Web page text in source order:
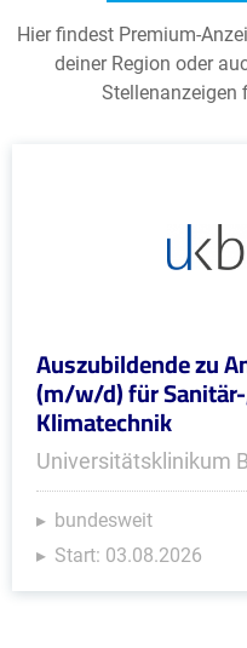
Hier findest Premium-
deiner Region oder
Stellenanzeigen
Auszubildende zu
(m/w/d) für
Klimatechnik
Universitätsklinikum
bundesweit
Start: 03.08.2026